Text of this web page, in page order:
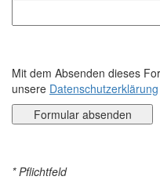
Mit dem Absenden dieses
unsere Datenschutzerklärung
* Pflichtfeld